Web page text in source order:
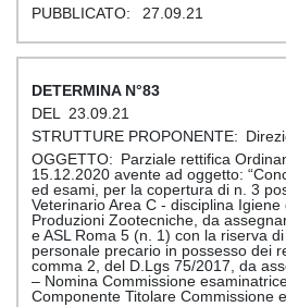
27.09.21
83
23.09.21
Parziale rettifica
15.12.2020 avente ad oggetto:
ed esami, per la copertura di n. 3
Veterinario Area C - disciplina
Produzioni Zootecniche, da
e ASL Roma 5 (n. 1) con la riserva
personale precario in possesso dei
comma 2, del D.Lgs 75/2017, da
– Nomina Commissione
Componente Titolare Commissione